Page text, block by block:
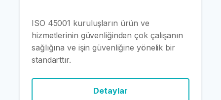
ISO 45001 kuruluşların ürün ve
hizmetlerinin güvenliğinden çok çalışanın
sağlığına ve işin güvenliğine yönelik bir
standarttır.
Detaylar